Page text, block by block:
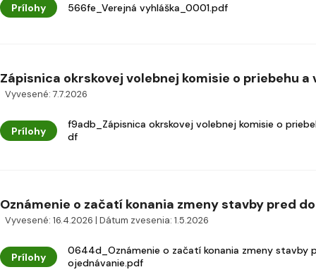
Prílohy 566fe_Verejná vyhláška_0001.pdf
Zápisnica okrskovej volebnej komisie o priebehu a
Vyvesené: 7.7.2026
Prílohy
f9adb_Zápisnica okrskovej volebnej komisie o
df
Oznámenie o začatí konania zmeny stavby pred
Vyvesené: 16.4.2026 | Dátum zvesenia: 1.5.2026
Prílohy
0644d_Oznámenie o začatí konania zmeny stavby
ojednávanie.pdf